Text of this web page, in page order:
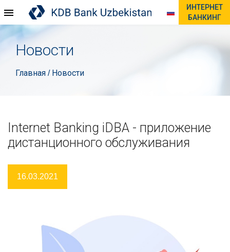
ИНТЕРНЕТ
БАНКИНГ
Новости
Главная / Новости
Internet Banking iDBA - приложение
дистанционного обслуживания
16.03.2021